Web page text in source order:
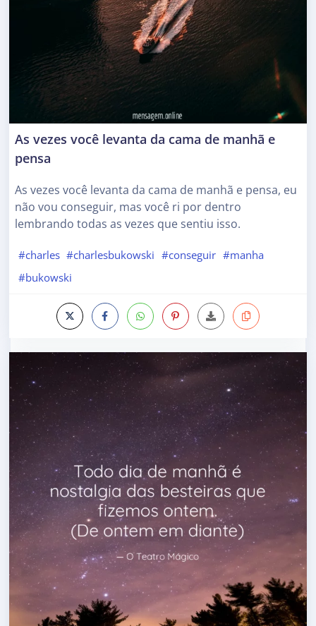
As vezes você levanta da cama de manhã e
pensa
As vezes você levanta da cama de manhã e pensa, eu
não vou conseguir, mas você ri por dentro
lembrando todas as vezes que sentiu isso.
#charles #charlesbukowski #conseguir #manha
#bukowski